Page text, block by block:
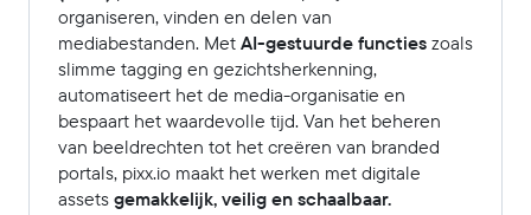
organiseren, vinden en delen van
mediabestanden. MetAI-gestuurde functieszoals
slimme tagging en gezichtsherkenning,
automatiseert het de media-organisatie en
bespaart het waardevolle tijd. Van het beheren
van beeldrechten tot het creëren van branded
portals, pixx.io maakt het werken met digitale
assetsgemakkelijk, veilig en schaalbaar.